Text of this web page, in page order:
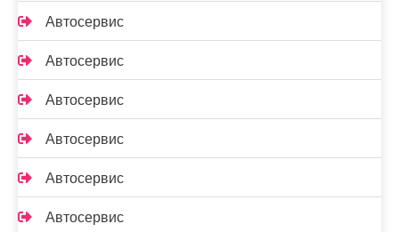
Автосервис
Автосервис
Автосервис
Автосервис
Автосервис
Автосервис